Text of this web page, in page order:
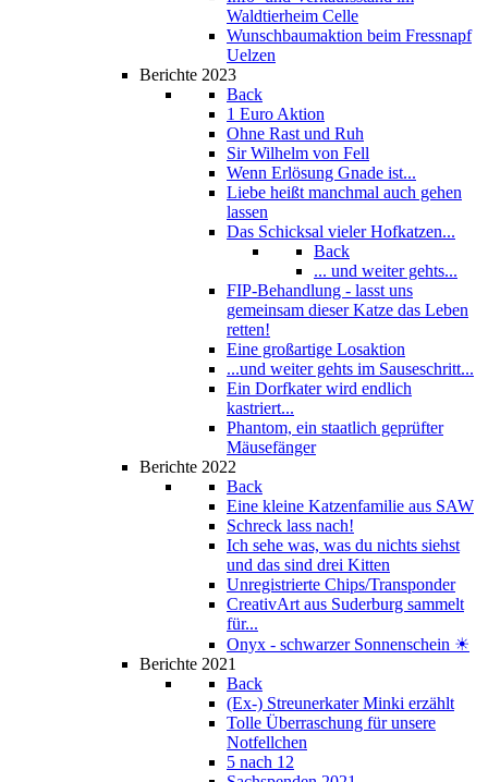
Waldtierheim Celle
Wunschbaumaktion beim Fressnapf
Uelzen
Berichte 2023
Back
1 Euro Aktion
Ohne Rast und Ruh
Sir Wilhelm von Fell
Wenn Erlösung Gnade ist...
Liebe heißt manchmal auch gehen
lassen
Das Schicksal vieler Hofkatzen...
Back
... und weiter gehts...
FIP-Behandlung - lasst uns
gemeinsam dieser Katze das Leben
retten!
Eine großartige Losaktion
...und weiter gehts im Sauseschritt...
Ein Dorfkater wird endlich
kastriert...
Phantom, ein staatlich geprüfter
Mäusefänger
Berichte 2022
Back
Eine kleine Katzenfamilie aus SAW
Schreck lass nach!
Ich sehe was, was du nichts siehst
und das sind drei Kitten
Unregistrierte Chips/Transponder
CreativArt aus Suderburg sammelt
für...
Onyx - schwarzer Sonnenschein ☀
Berichte 2021
Back
(Ex-) Streunerkater Minki erzählt
Tolle Überraschung für unsere
Notfellchen
5 nach 12